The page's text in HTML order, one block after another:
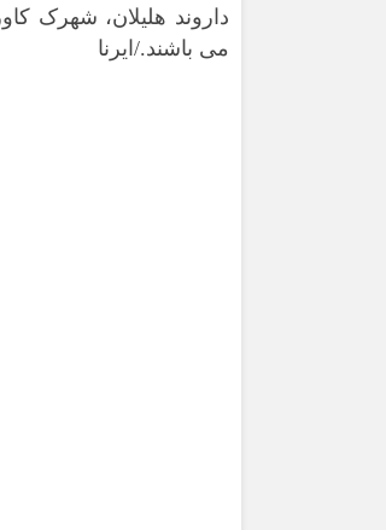
داروند هلیلان، شهرک
می باشند./ایرنا